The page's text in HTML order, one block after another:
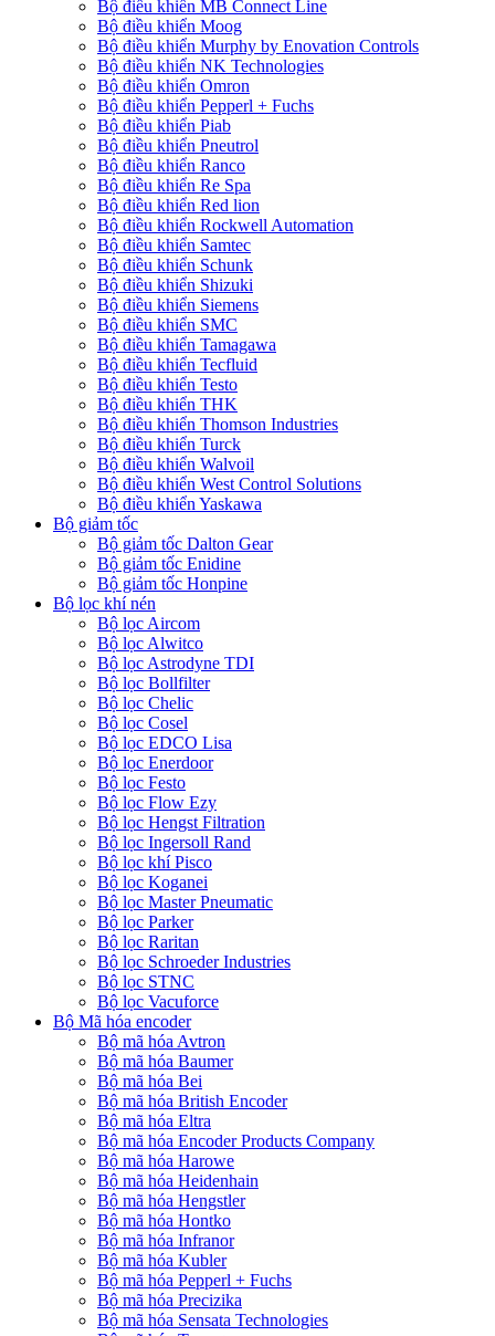
Bộ điều khiển MB Connect Line
Bộ điều khiển Moog
Bộ điều khiển Murphy by Enovation Controls
Bộ điều khiển NK Technologies
Bộ điều khiển Omron
Bộ điều khiển Pepperl + Fuchs
Bộ điều khiển Piab
Bộ điều khiển Pneutrol
Bộ điều khiển Ranco
Bộ điều khiển Re Spa
Bộ điều khiển Red lion
Bộ điều khiển Rockwell Automation
Bộ điều khiển Samtec
Bộ điều khiển Schunk
Bộ điều khiển Shizuki
Bộ điều khiển Siemens
Bộ điều khiển SMC
Bộ điều khiển Tamagawa
Bộ điều khiển Tecfluid
Bộ điều khiển Testo
Bộ điều khiển THK
Bộ điều khiển Thomson Industries
Bộ điều khiển Turck
Bộ điều khiển Walvoil
Bộ điều khiển West Control Solutions
Bộ điều khiển Yaskawa
Bộ giảm tốc
Bộ giảm tốc Dalton Gear
Bộ giảm tốc Enidine
Bộ giảm tốc Honpine
Bộ lọc khí nén
Bộ lọc Aircom
Bộ lọc Alwitco
Bộ lọc Astrodyne TDI
Bộ lọc Bollfilter
Bộ lọc Chelic
Bộ lọc Cosel
Bộ lọc EDCO Lisa
Bộ lọc Enerdoor
Bộ lọc Festo
Bộ lọc Flow Ezy
Bộ lọc Hengst Filtration
Bộ lọc Ingersoll Rand
Bộ lọc khí Pisco
Bộ lọc Koganei
Bộ lọc Master Pneumatic
Bộ lọc Parker
Bộ lọc Raritan
Bộ lọc Schroeder Industries
Bộ lọc STNC
Bộ lọc Vacuforce
Bộ Mã hóa encoder
Bộ mã hóa Avtron
Bộ mã hóa Baumer
Bộ mã hóa Bei
Bộ mã hóa British Encoder
Bộ mã hóa Eltra
Bộ mã hóa Encoder Products Company
Bộ mã hóa Harowe
Bộ mã hóa Heidenhain
Bộ mã hóa Hengstler
Bộ mã hóa Hontko
Bộ mã hóa Infranor
Bộ mã hóa Kubler
Bộ mã hóa Pepperl + Fuchs
Bộ mã hóa Precizika
Bộ mã hóa Sensata Technologies